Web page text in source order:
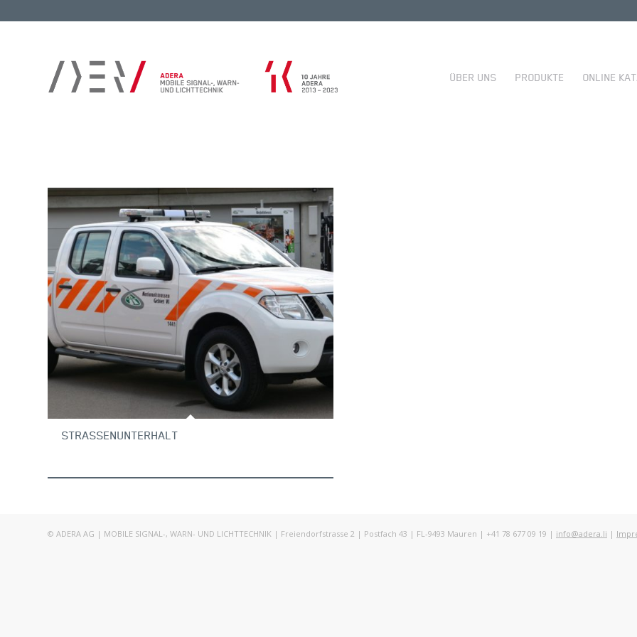
ÜBER UNS PRODUKTE ONLINE
STRASSENUNTERHALT
© ADERA AG | MOBILE SIGNAL-, WARN- UND LICHTTECHNIK | Freiendorfstrasse 2 | Postfach 43 | FL-9493 Mauren | +41 78 677 09 19 | info@adera.li |